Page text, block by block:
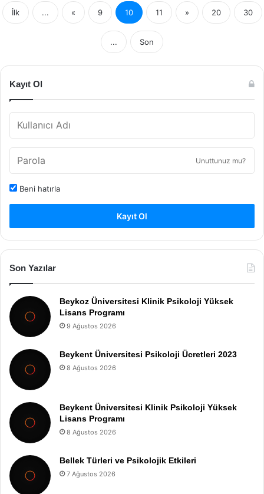
İlk ... « 9 10 11 » 20 30
... Son
Kayıt Ol
Unuttunuz mu?
Beni hatırla
Kayıt Ol
Son Yazılar
Beykoz Üniversitesi Klinik Psikoloji Yüksek
Lisans Programı
9 Ağustos 2026
Beykent Üniversitesi Psikoloji Ücretleri 2023
8 Ağustos 2026
Beykent Üniversitesi Klinik Psikoloji Yüksek
Lisans Programı
8 Ağustos 2026
Bellek Türleri ve Psikolojik Etkileri
7 Ağustos 2026